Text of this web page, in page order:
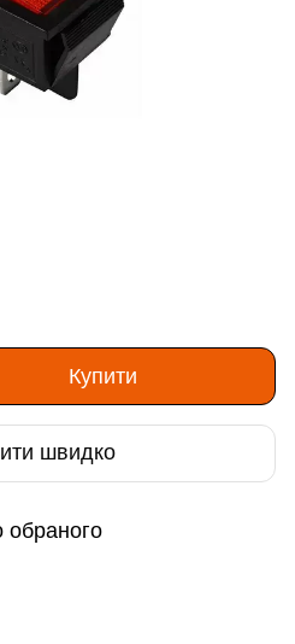
Купити
швидко
обраного